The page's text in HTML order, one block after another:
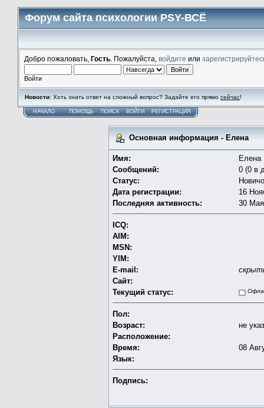
Форум сайта психологии PSY-ВСЁ
Добро пожаловать, Гость . Пожалуйста, войдите или
Войти
Новости: Хоть знать ответ на сложный вопрос? Задайте его прямо сейчас!
НАЧАЛО ПОМОЩЬ ПОИСК ВОЙТИ РЕГИСТРАЦИЯ
Основная информация - Елена
Имя:
Елена
Сообщений:
0 (0 в
Статус:
Дата регистрации:
16
Последняя активность:
30
ICQ:
AIM:
MSN:
YIM:
E-mail:
Сайт:
Текущий статус:
Пол:
Возраст:
не
Расположение:
Время:
08
Язык:
Подпись: